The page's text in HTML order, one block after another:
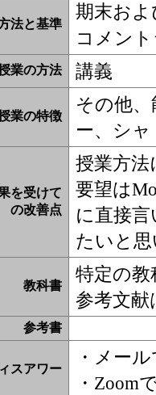
法と基準
期末およ
コメント
業の方法 講義
業の特徴
その他
ー、シ
を受けて
の改善点
授業方
要望は
に直接
たいと
教科書
特定の
参考文献
参考書
スアワー
・メー
・Zoom